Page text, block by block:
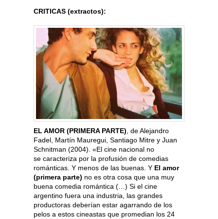
CRITICAS (extractos):
EL AMOR (PRIMERA PARTE), de Alejandro
Fadel, Martín Mauregui, Santiago Mitre y Juan
Schnitman (2004). «El cine nacional no
se caracteriza por la profusión de comedias
románticas. Y menos de las buenas. Y El amor
(primera parte) no es otra cosa que una muy
buena comedia romántica (…) Si el cine
argentino fuera una industria, las grandes
productoras deberían estar agarrando de los
pelos a estos cineastas que promedian los 24